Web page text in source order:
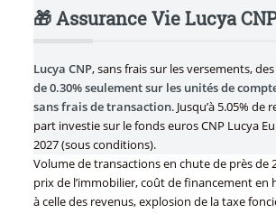
🎁 Assurance Vie Lucya
Lucya CNP, sans frais sur les versements, des
de 0.30% seulement sur les unités de
sans frais de transaction. Jusqu’à 5.05% de
part investie sur le fonds euros CNP Lucya
2027 (sous conditions).
Volume de transactions en chute de près de
prix de l’immobilier, coût de financement en
à celle des revenus, explosion de la taxe